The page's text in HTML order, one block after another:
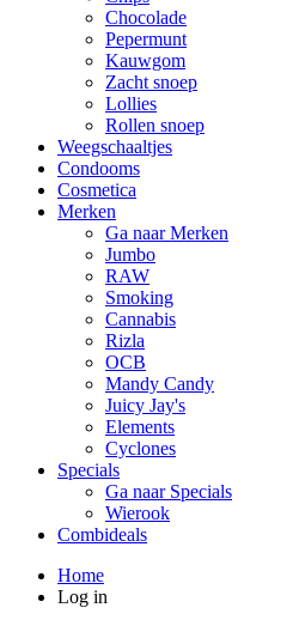
Chocolade
Pepermunt
Kauwgom
Zacht snoep
Lollies
Rollen snoep
Weegschaaltjes
Condooms
Cosmetica
Merken
Ga naar Merken
Jumbo
RAW
Smoking
Cannabis
Rizla
OCB
Mandy Candy
Juicy Jay's
Elements
Cyclones
Specials
Ga naar Specials
Wierook
Combideals
Home
Log in